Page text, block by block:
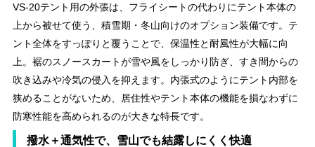
VS-20テント用の外張は、フライシートの代わりにテント本体の
上から被せて使う、積雪期・冬山向けのオプション装備です。テ
ント全体をすっぽりと覆うことで、保温性と耐風性が大幅に向
上。裾のスノースカートが雪や風をしっかり防ぎ、すき間からの
吹き込みや冷気の侵入を抑えます。内張式のようにテント内部を
狭めることがないため、居住性やテント本体の機能を損なわずに
防寒性能を高められるのが大きな特長です。
撥水＋通気性で、雪山でも結露しにくく快適